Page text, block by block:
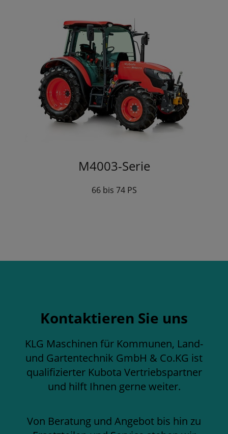
M4003-Serie
66 bis 74 PS
Kontaktieren Sie uns
KLG Maschinen für Kommunen, Land-
und Gartentechnik GmbH & Co.KG ist
qualifizierter Kubota Vertriebspartner
und hilft Ihnen gerne weiter.
Von Beratung und Angebot bis hin zu